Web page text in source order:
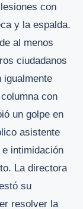
con
y la espalda.
al menos
ciudadanos
igualmente
con
un golpe en
asistente
intimidación
La directora
su
resolver la